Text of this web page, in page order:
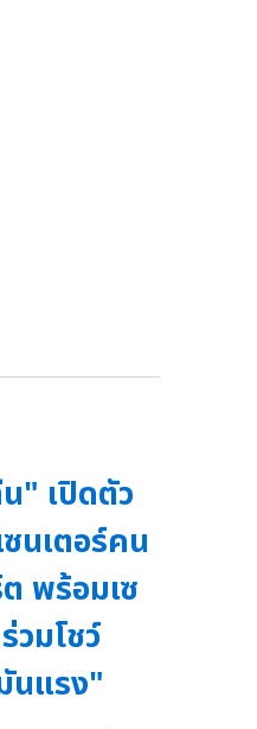
" เปิดตัว
นเตอร์คน
พร้อมเซ
มโชว์
นแรง"